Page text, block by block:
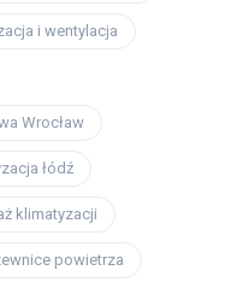
i wentylacja
Wrocław
łódź
klimatyzacji
powietrza